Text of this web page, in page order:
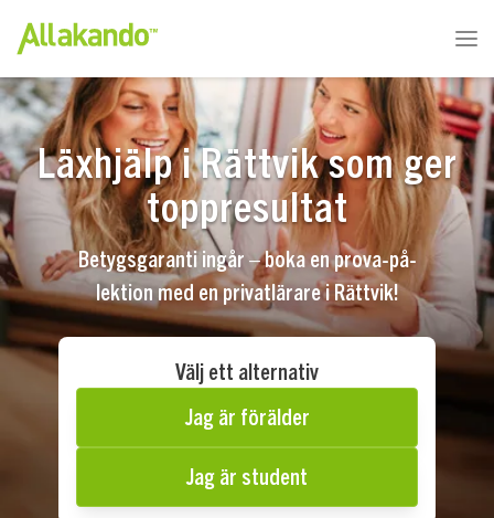
Läxhjälp i Rättvik som ger
toppresultat
Betygsgaranti ingår – boka en prova-på-
lektion med en privatlärare i Rättvik!
Välj ett alternativ
Jag är förälder
Jag är student